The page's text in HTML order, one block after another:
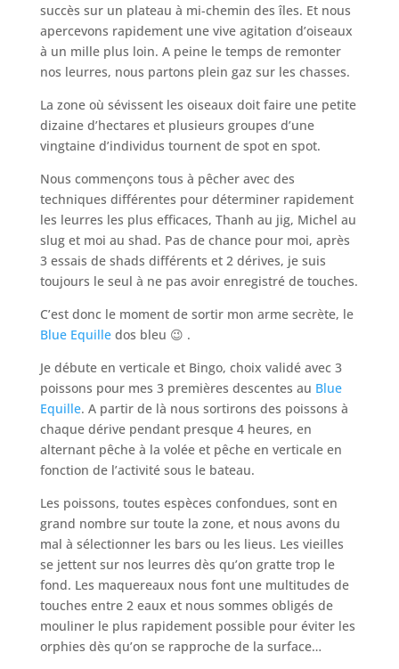
succès sur un plateau à mi-chemin des îles. Et nous
apercevons rapidement une vive agitation d’oiseaux
à un mille plus loin. A peine le temps de remonter
nos leurres, nous partons plein gaz sur les chasses.
La zone où sévissent les oiseaux doit faire une petite
dizaine d’hectares et plusieurs groupes d’une
vingtaine d’individus tournent de spot en spot.
Nous commençons tous à pêcher avec des
techniques différentes pour déterminer rapidement
les leurres les plus efficaces, Thanh au jig, Michel au
slug et moi au shad. Pas de chance pour moi, après
3 essais de shads différents et 2 dérives, je suis
toujours le seul à ne pas avoir enregistré de touches.
C’est donc le moment de sortir mon arme secrète, le
Blue Equilledos bleu 😉 .
Je débute en verticale et Bingo, choix validé avec 3
poissons pour mes 3 premières descentes au Blue
Equille. A partir de là nous sortirons des poissons à
chaque dérive pendant presque 4 heures, en
alternant pêche à la volée et pêche en verticale en
fonction de l’activité sous le bateau.
Les poissons, toutes espèces confondues, sont en
grand nombre sur toute la zone, et nous avons du
mal à sélectionner les bars ou les lieus. Les vieilles
se jettent sur nos leurres dès qu’on gratte trop le
fond. Les maquereaux nous font une multitudes de
touches entre 2 eaux et nous sommes obligés de
mouliner le plus rapidement possible pour éviter les
orphies dès qu’on se rapproche de la surface…